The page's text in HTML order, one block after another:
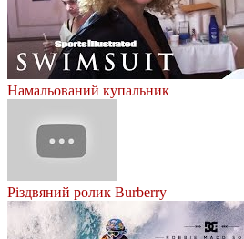
Намальований купальник
Різдвяний ролик Burberry